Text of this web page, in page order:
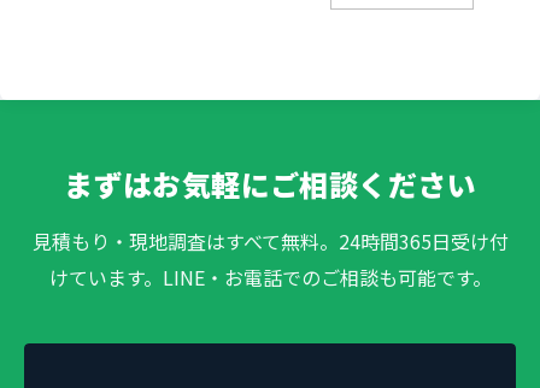
まずはお気軽にご相談ください
見積もり・現地調査はすべて無料。24時間365日受け付
けています。LINE・お電話でのご相談も可能です。